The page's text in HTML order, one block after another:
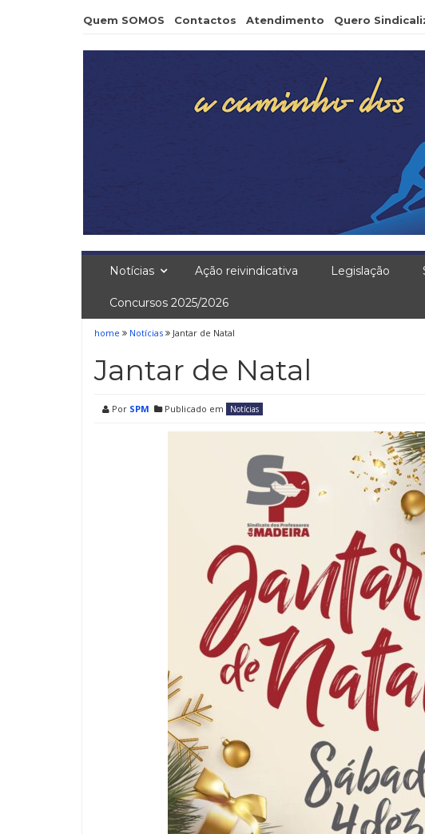
Quem SOMOS Contactos Atendimento Quero
Notícias Ação reivindicativa Legislação
Concursos 2025/2026
home Notícias Jantar de Natal
Jantar de Natal
Por SPM Publicado em Notícias